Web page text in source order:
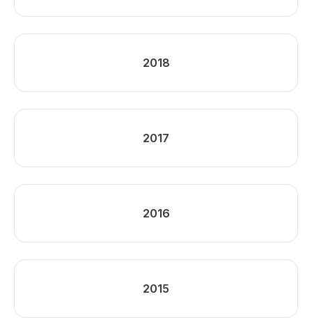
2018
2017
2016
2015